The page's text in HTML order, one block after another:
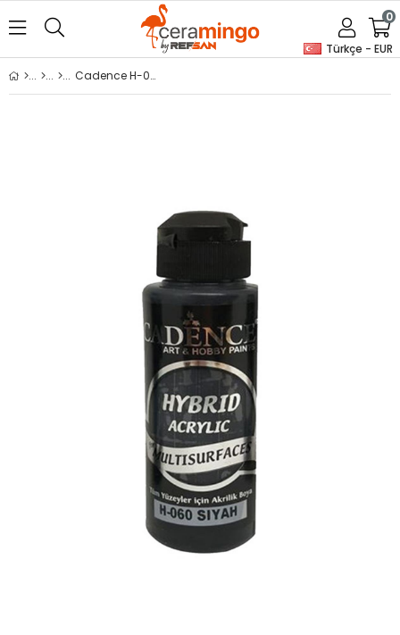
Türkçe - EUR
0
Cadence H-060 Siyah Hybrid Akrilik Boya 120ml